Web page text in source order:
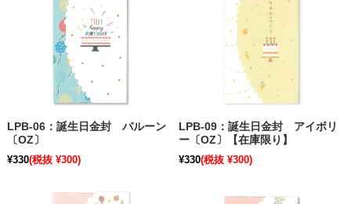
LPB-06：誕生日金封 バルーン
〔OZ〕
¥330(税抜 ¥300)
LPB-09：誕生日金封 アイボリ
ー〔OZ〕【在庫限り】
¥330(税抜 ¥300)